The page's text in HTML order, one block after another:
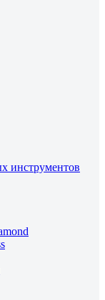
инструментов